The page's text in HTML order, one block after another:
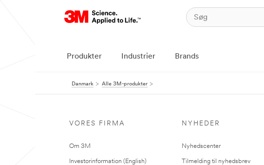
Produkter Industrier Brands
Danmark Alle 3M-produkter
VORES FIRMA
Om 3M
Investorinformation (English)
NYHEDER
Nyhedscenter
Tilmelding til nyhedsbrev